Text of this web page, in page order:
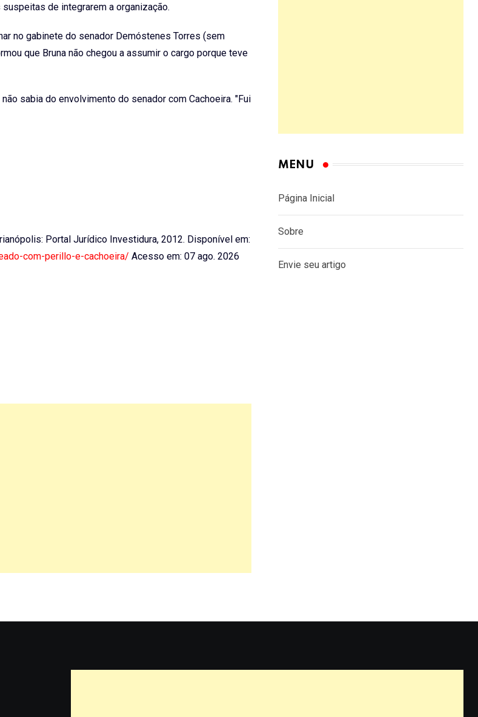
de integrarem a organização.
no gabinete do senador Demóstenes Torres (sem
que Bruna não chegou a assumir o cargo porque teve
sabia do envolvimento do senador com Cachoeira. "Fui
Portal Jurídico Investidura, 2012. Disponível em:
com-perillo-e-cachoeira/ Acesso em: 07 ago. 2026
MENU
Página Inicial
Sobre
Envie seu artigo